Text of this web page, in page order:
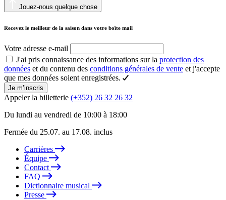
Jouez-nous quelque chose
Recevez le meilleur de la saison dans votre boîte mail
Votre adresse e-mail
J'ai pris connaissance des informations sur la protection des
données et du contenu des conditions générales de vente et j'accepte
que mes données soient enregistrées.
Je m’inscris
Appeler la billetterie (+352) 26 32 26 32
Du lundi au vendredi de 10:00 à 18:00
Fermée du 25.07. au 17.08. inclus
Carrières
Équipe
Contact
FAQ
Dictionnaire musical
Presse